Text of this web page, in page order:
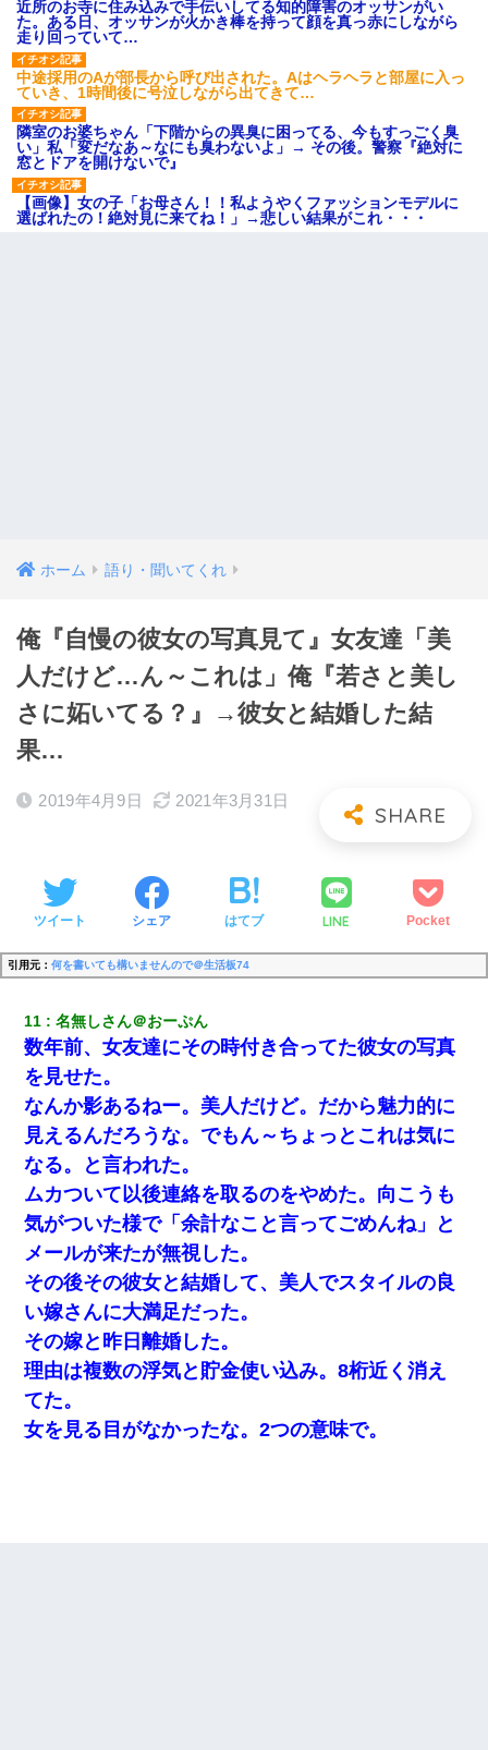
近所のお寺に住み込みで手伝いしてる知的障害のオッサンがい
た。ある日、オッサンが火かき棒を持って顔を真っ赤にしながら
走り回っていて…
中途採用のAが部長から呼び出された。Aはヘラヘラと部屋に入っ
ていき、1時間後に号泣しながら出てきて…
隣室のお婆ちゃん「下階からの異臭に困ってる、今もすっごく臭
い」私「変だなあ～なにも臭わないよ」→ その後。警察『絶対に
窓とドアを開けないで』
【画像】女の子「お母さん！！私ようやくファッションモデルに
選ばれたの！絶対見に来てね！」→悲しい結果がこれ・・・
ホーム 語り・聞いてくれ
俺『自慢の彼女の写真見て』女友達「美
人だけど…ん～これは」俺『若さと美し
さに妬いてる？』→彼女と結婚した結
果…
2019年4月9日 2021年3月31日
ツイート シェア はてブ LINE Pocket
引用元： 何を書いても構いませんので＠生活板74
11 名無しさん＠おーぷん
数年前、女友達にその時付き合ってた彼女の写真
を見せた。
なんか影あるねー。美人だけど。だから魅力的に
見えるんだろうな。でもん～ちょっとこれは気に
なる。と言われた。
ムカついて以後連絡を取るのをやめた。向こうも
気がついた様で「余計なこと言ってごめんね」と
メールが来たが無視した。
その後その彼女と結婚して、美人でスタイルの良
い嫁さんに大満足だった。
その嫁と昨日離婚した。
理由は複数の浮気と貯金使い込み。8桁近く消え
てた。
女を見る目がなかったな。2つの意味で。